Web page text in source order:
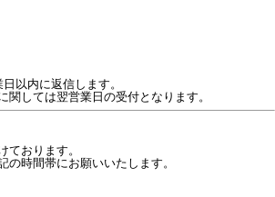
以内に返信します。
しては翌営業日の受付となります。
ております。
の時間帯にお願いいたします。